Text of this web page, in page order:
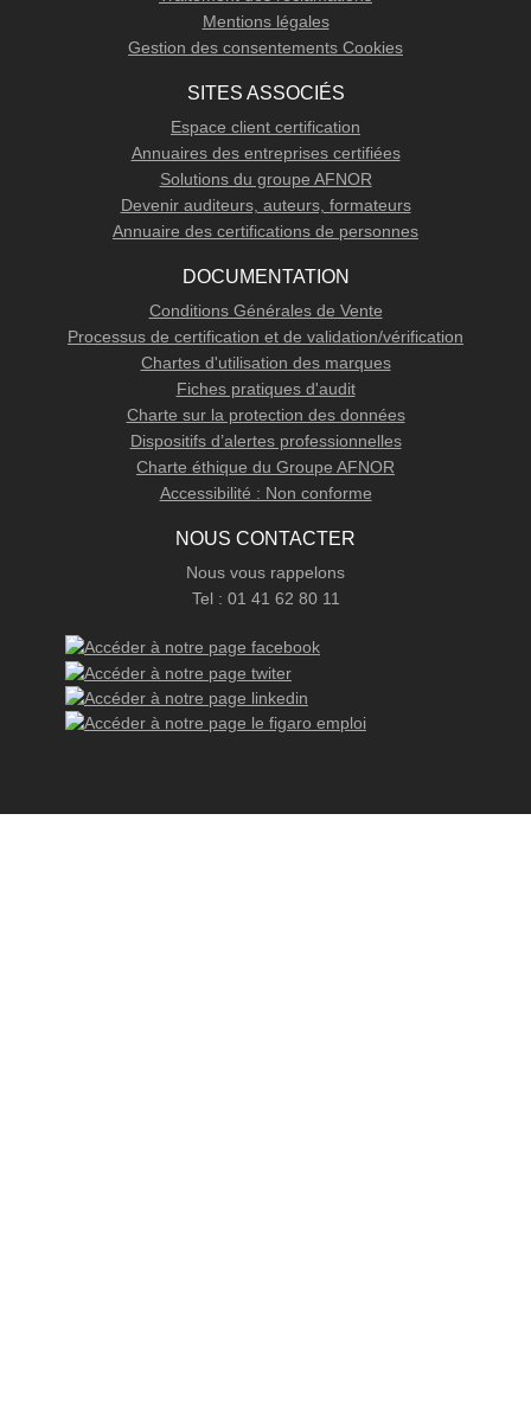
Mentions légales
Gestion des consentements Cookies
SITES ASSOCIÉS
Espace client certification
Annuaires des entreprises certifiées
Solutions du groupe AFNOR
Devenir auditeurs, auteurs, formateurs
Annuaire des certifications de personnes
DOCUMENTATION
Conditions Générales de Vente
Processus de certification et de validation/vérification
Chartes d'utilisation des marques
Fiches pratiques d'audit
Charte sur la protection des données
Dispositifs d’alertes professionnelles
Charte éthique du Groupe AFNOR
Accessibilité : Non conforme
NOUS CONTACTER
Nous vous rappelons
Tel : 01 41 62 80 11